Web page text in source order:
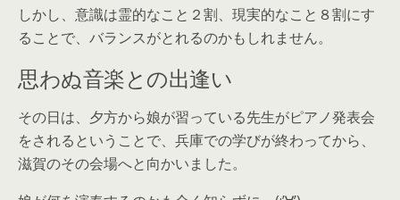
しかし、意識は霊的なこと２割、現実的なこと８割にす
ることで、バランスがとれるのかもしれません。
思わぬ音楽との出逢い
その日は、夕方から娘が習っている先生がピアノ発表会
をされるということで、兵庫での学びが終わってから、
滋賀のその会場へと向かいました。